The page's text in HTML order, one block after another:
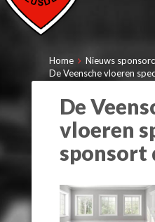
Home
Nieuws
De Veensche vloeren
De
vloeren
sponsort